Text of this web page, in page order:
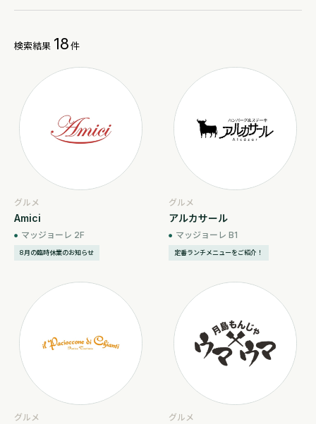
検索結果 18件
グルメ
Amici
マッジョーレ 2F
8月の臨時休業のお知らせ
グルメ
アルカサール
マッジョーレ B1
定番ランチメニューをご紹介！
グルメ グルメ